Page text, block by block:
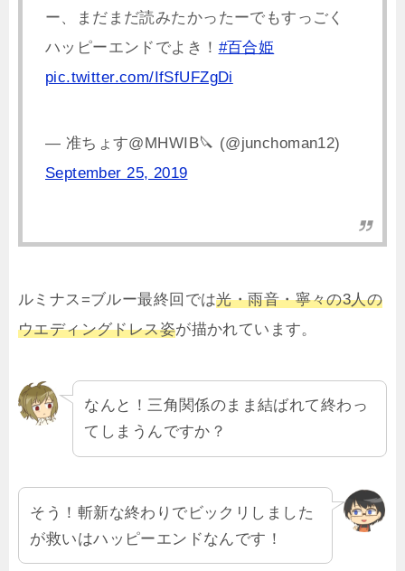
ー、まだまだ読みたかったーでもすっごく
ハッピーエンドでよき！ #百合姫
pic.twitter.com/IfSfUFZgDi
— 准ちょす@MHWIB🔪 (@junchoman12)
September 25, 2019
ルミナス=ブルー最終回では光・雨音・寧々の3人の
ウエディングドレス姿が描かれています。
なんと！三角関係のまま結ばれて終わっ
てしまうんですか？
そう！斬新な終わりでビックリしました
が救いはハッピーエンドなんです！